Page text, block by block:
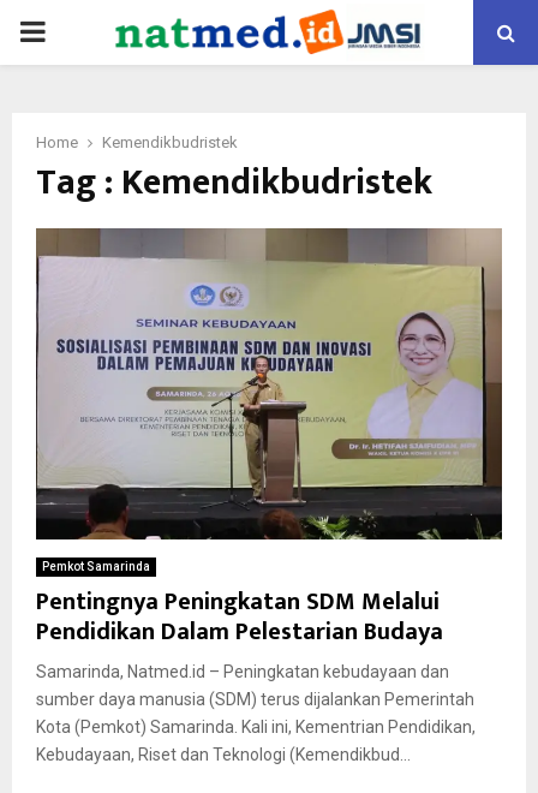
PRIMARY
Home Kemendikbudristek
Tag : Kemendikbudristek
Pemkot Samarinda
Pentingnya Peningkatan SDM Melalui
Pendidikan Dalam Pelestarian Budaya
Samarinda, Natmed.id – Peningkatan kebudayaan dan
sumber daya manusia (SDM) terus dijalankan Pemerintah
Kota (Pemkot) Samarinda. Kali ini, Kementrian Pendidikan,
Kebudayaan, Riset dan Teknologi (Kemendikbud...